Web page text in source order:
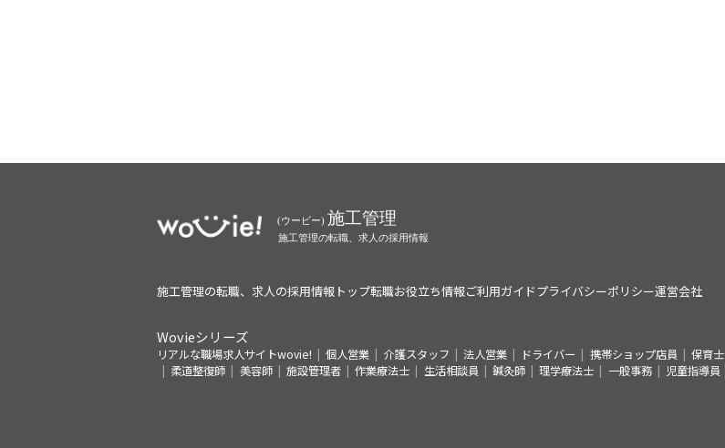
施工管理の転職、求人の採用情報トップ転職お役立ち情報ご利用ガイドプライバシーポリシー運営会社
Wovieシリーズ
リアルな職場求人サイトwovie! 個人営業 介護スタッフ 法人営業 ドライバー 携帯ショップ店員 保育士
柔道整復師
美容師 施設管理者 作業療法士 生活相談員 鍼灸師 理学療法士 一般事務 児童指導員